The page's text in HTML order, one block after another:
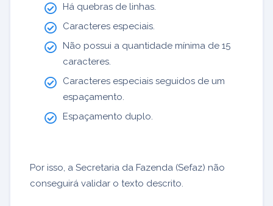
Há quebras de linhas.
Caracteres especiais.
Não possui a quantidade mínima de 15
caracteres.
Caracteres especiais seguidos de um
espaçamento.
Espaçamento duplo.
Por isso, a Secretaria da Fazenda (Sefaz) não
conseguirá validar o texto descrito.